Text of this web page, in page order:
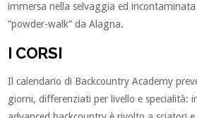
immersa nella selvaggia ed
“powder-walk” da Alagna.
I CORSI
Il calendario di Backcountry Academy
giorni, differenziati per livello e specialità: